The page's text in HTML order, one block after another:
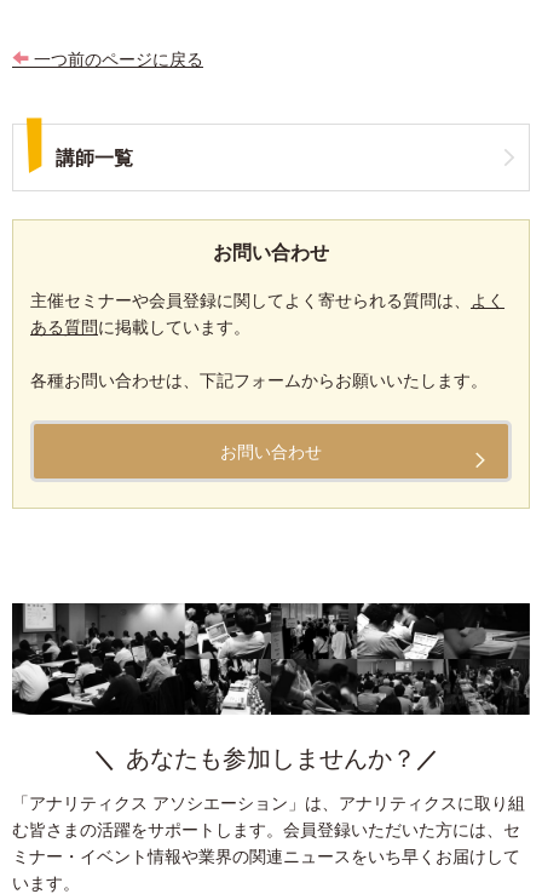
一つ前のページに戻る
講師一覧
お問い合わせ
主催セミナーや会員登録に関してよく寄せられる質問は、
よく
ある質問に掲載しています。
各種お問い合わせは、下記フォームからお願いいたします。
お問い合わせ
あなたも参加しませんか？
「アナリティクス アソシエーション」は、アナリティクスに取り組
む皆さまの活躍をサポートします。会員登録いただいた方には、セ
ミナー・イベント情報や業界の関連ニュースをいち早くお届けして
います。